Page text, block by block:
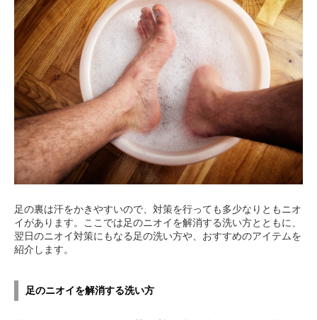
足の裏は汗をかきやすいので、対策を行っても多少なりともニオ
イがあります。ここでは足のニオイを解消する洗い方とともに、
翌日のニオイ対策にもなる足の洗い方や、おすすめのアイテムを
紹介します。
足のニオイを解消する洗い方